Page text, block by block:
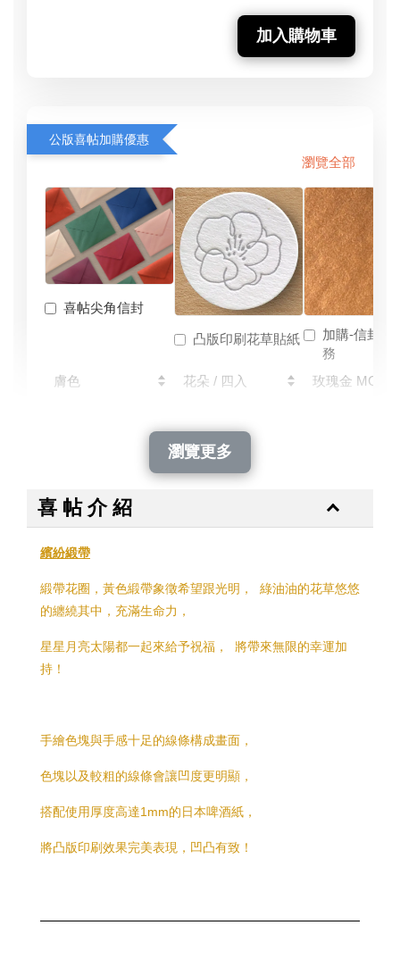
加入購物車
公版喜帖加購優惠
瀏覽全部
喜帖尖角信封
凸版印刷花草貼紙
NT$ 40
加購-信封燙
務
瀏覽更多
喜 帖 介 紹
繽紛緞帶
緞帶花圈，黃色緞帶象徵希望跟光明， 綠油油的花草悠悠
的纏繞其中，充滿生命力，
星星月亮太陽都一起來給予祝福， 將帶來無限的幸運加
持！
手繪色塊與手感十足的線條構成畫面，
色塊以及較粗的線條會讓凹度更明顯，
搭配使用厚度高達1mm的日本啤酒紙，
將凸版印刷效果完美表現，凹凸有致！